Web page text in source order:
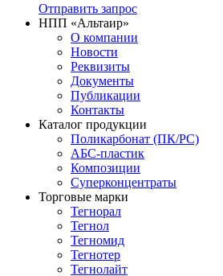
Отправить запрос
НПП «Альтаир»
О компании
Новости
Реквизиты
Документы
Публикации
Контакты
Каталог продукции
Поликарбонат (ПК/PC)
АБС-пластик
Композиции
Суперконцентраты
Торговые марки
Тегнорал
Тегнол
Тегномид
Тегнотер
Тегнолайт